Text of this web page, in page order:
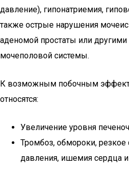
давление), гипонатриемия,
также острые нарушения
аденомой простаты или
мочеполовой системы.
К возможным побочным
относятся:
Увеличение уровня
Тромбоз, обмороки, резкое
давления, ишемия сердца